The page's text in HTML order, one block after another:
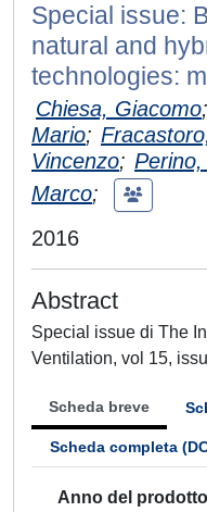
Special issue:
natural and
technologies:
Chiesa, Giacomo;
Mario;
Vincenzo;
Marco;
2016
Abstract
Special issue di The
Ventilation, vol 15,
Scheda breve
Scheda completa
Anno del prodotto